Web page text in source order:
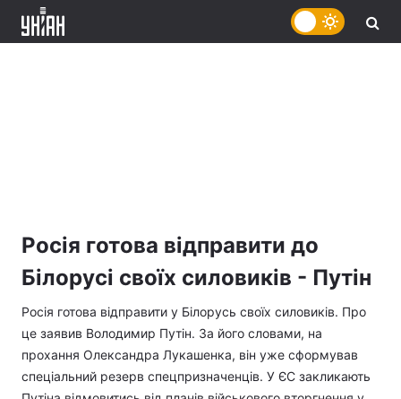
Росія готова відправити до
Білорусі своїх силовиків - Путін
Росія готова відправити у Білорусь своїх силовиків. Про
це заявив Володимир Путін. За його словами, на
прохання Олександра Лукашенка, він уже сформував
спеціальний резерв спецпризначенців. У ЄС закликають